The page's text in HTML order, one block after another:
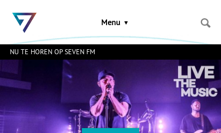
links
Spring
naar
Naar
het
menu
Menu
NU TE HOREN OP SEVEN FM